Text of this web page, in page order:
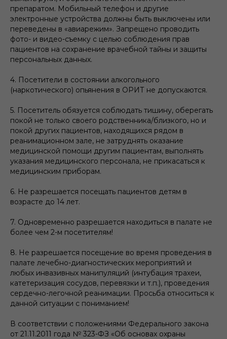
препаратом. Мобильный телефон и другие
электронные устройства должны быть выключены или
переведены в «авиарежим». Запрещено проводить
фото- и видео-съемку с целью соблюдения прав
пациентов на сохранение врачебной тайны и защиты
персональных данных.
4. Посетители в состоянии алкогольного
(наркотического) опьянения в ОРИТ не допускаются.
5. Посетитель обязуется соблюдать тишину, оберегать
покой не только своего родственника/близкого, но и
покой других пациентов, находящихся рядом в
реанимационном зале, не затруднять оказание
медицинской помощи другим пациентам, выполнять
указания медицинского персонала, не прикасаться к
медицинским приборам.
6. Не разрешается посещать пациентов детям в
возрасте до 14 лет.
7. Одновременно разрешается находиться в палате не
более чем 2-м посетителям!
8. Не разрешается посещение во время проведения в
палате лечебно-диагностических мероприятий и
любых инвазивных манипуляций (интубация трахеи,
катетеризация сосудов, перевязки и т.п.), проведения
сердечно-легочной реанимации. Просьба относиться к
данной ситуации с пониманием!
В соответствии с положениями Федерального закона
от 21.11.2011 года № 323-ФЗ «Об основах охраны